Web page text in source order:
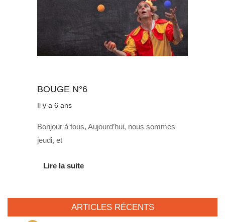
BOUGE N°6
Il y a 6 ans
Bonjour à tous, Aujourd’hui, nous sommes
jeudi, et
Lire la suite
ARTICLES RÉCENTS